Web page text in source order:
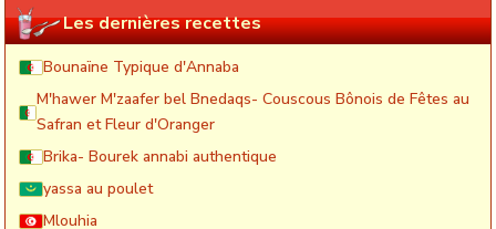
Les dernières recettes
Bounaïne Typique d'Annaba
M'hawer M'zaafer bel Bnedaqs- Couscous Bônois de Fêtes au
Safran et Fleur d'Oranger
Brika- Bourek annabi authentique
yassa au poulet
Mlouhia